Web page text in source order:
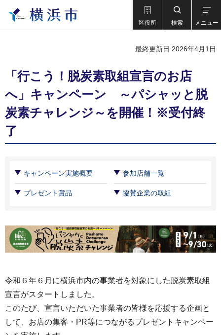
区役所 検索 メニュー
最終更新日 2026年4月1日
「行こう！脱炭素取組宣言のお店
へ」キャンペーン ～パシャッと脱
炭素チャレンジ～を開催！※受付終
了
キャンペーン実施概要 参加店舗一覧
プレゼント賞品 協賛企業の取組
令和６年６月に横浜市内の事業者を対象にした脱炭素取組
宣言がスタートしました。
このたび、宣言いただいた事業者の皆様を応援する企画と
して、お店の集客・PR等につながるプレゼントキャンペー